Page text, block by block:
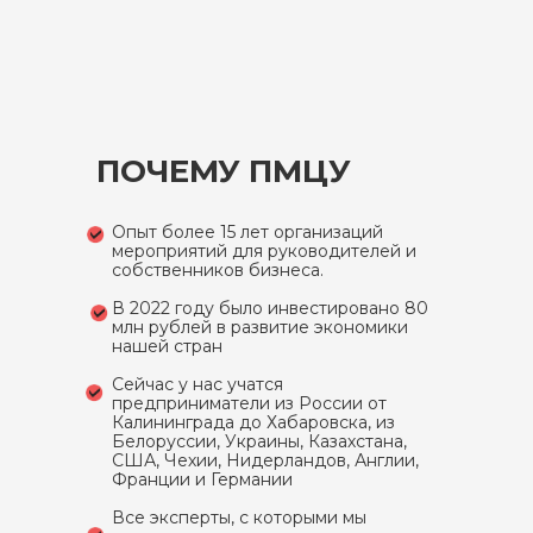
Опыт более 15 лет организаций
мероприятий для руководителей и
собственников бизнеса.
В 2022 году было инвестировано 80
млн рублей в развитие экономики
нашей стран
Сейчас у нас учатся
предприниматели из России от
Калининграда до Хабаровска, из
Белоруссии, Украины, Казахстана,
США, Чехии, Нидерландов, Англии,
Франции и Германии
Все эксперты, с которыми мы
ПОЧЕМУ ПМЦУ